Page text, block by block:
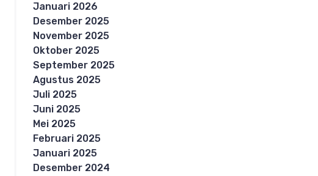
Januari 2026
Desember 2025
November 2025
Oktober 2025
September 2025
Agustus 2025
Juli 2025
Juni 2025
Mei 2025
Februari 2025
Januari 2025
Desember 2024